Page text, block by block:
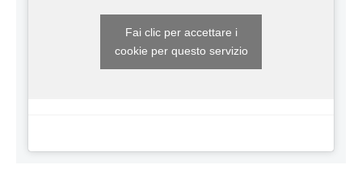
Fai clic per accettare i
cookie per questo servizio